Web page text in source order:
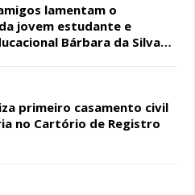
lamentam o
jovem estudante e
Bárbara da Silva
primeiro casamento civil
no Cartório de Registro